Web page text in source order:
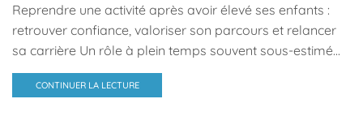
Reprendre une activité après avoir élevé ses enfants :
retrouver confiance, valoriser son parcours et relancer
sa carrière Un rôle à plein temps souvent sous-estimé...
CONTINUER LA LECTURE